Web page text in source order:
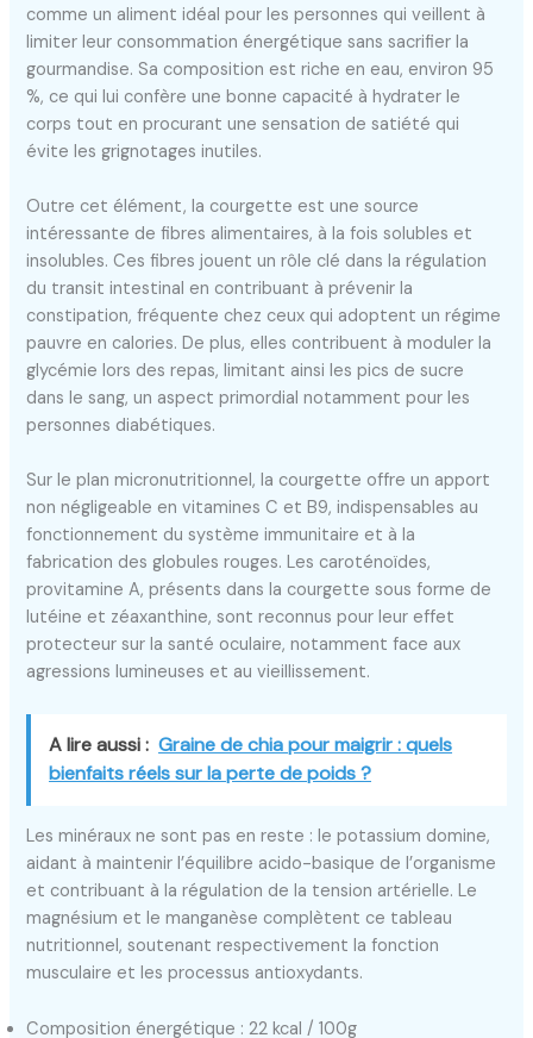
comme un aliment idéal pour les personnes qui veillent à
limiter leur consommation énergétique sans sacrifier la
gourmandise. Sa composition est riche en eau, environ 95
%, ce qui lui confère une bonne capacité à hydrater le
corps tout en procurant une sensation de satiété qui
évite les grignotages inutiles.
Outre cet élément, la courgette est une source
intéressante de fibres alimentaires, à la fois solubles et
insolubles. Ces fibres jouent un rôle clé dans la régulation
du transit intestinal en contribuant à prévenir la
constipation, fréquente chez ceux qui adoptent un régime
pauvre en calories. De plus, elles contribuent à moduler la
glycémie lors des repas, limitant ainsi les pics de sucre
dans le sang, un aspect primordial notamment pour les
personnes diabétiques.
Sur le plan micronutritionnel, la courgette offre un apport
non négligeable en vitamines C et B9, indispensables au
fonctionnement du système immunitaire et à la
fabrication des globules rouges. Les caroténoïdes,
provitamine A, présents dans la courgette sous forme de
lutéine et zéaxanthine, sont reconnus pour leur effet
protecteur sur la santé oculaire, notamment face aux
agressions lumineuses et au vieillissement.
A lire aussi : Graine de chia pour maigrir : quels
bienfaits réels sur la perte de poids ?
Les minéraux ne sont pas en reste : le potassium domine,
aidant à maintenir l’équilibre acido-basique de l’organisme
et contribuant à la régulation de la tension artérielle. Le
magnésium et le manganèse complètent ce tableau
nutritionnel, soutenant respectivement la fonction
musculaire et les processus antioxydants.
Composition énergétique : 22 kcal / 100g